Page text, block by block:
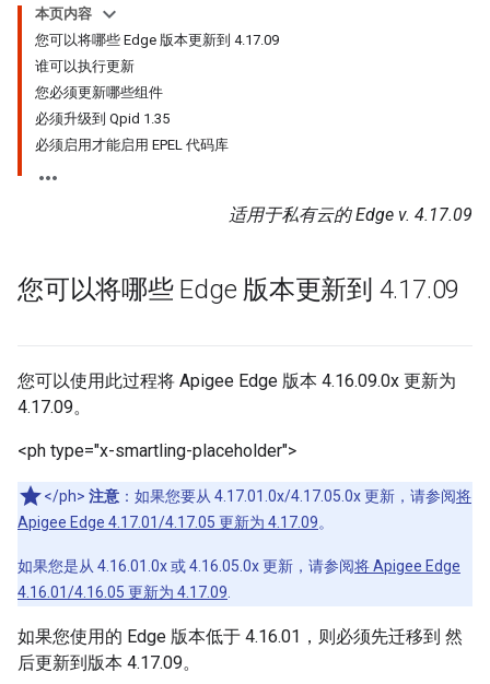
本页内容
您可以将哪些 Edge 版本更新到 4.17.09
谁可以执行更新
您必须更新哪些组件
必须升级到 Qpid 1 .35
必须启用才能启用 EPEL 代码库
适用于私有云的 Edge v. 4.17.09
您可以将哪些 Edge 版本更新到 4.17.09
您可以使用此过程将 Apigee Edge 版本 4.16.09.0x 更新为
4.17.09。
<ph type="x-smartling-placeholder">
</ph> 注意 ：如果您要从 4.17.01.0x/4.17.05.0x 更新，请参阅将
Apigee Edge 4.17.01/4.17.05 更新为 4.17.09。
如果您是从 4.16.01.0x 或 4.16.05.0x 更新，请参阅将 Apigee Edge
4.16.01/4.16.05 更新为 4.17.09
如果您使用的 Edge 版本低于 4.16.01，则必须先迁移到 然
后更新到版本 4.17.09。